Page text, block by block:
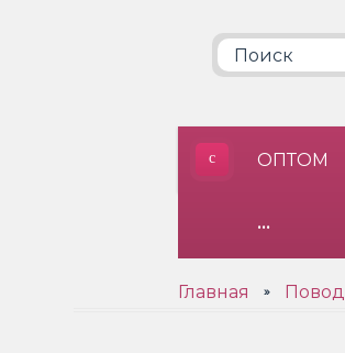
ОПТОМ
•••
Главная » Повод